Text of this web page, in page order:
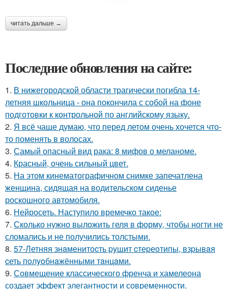
читать дальше →
Последние обновления на сайте:
1. В нижегородской области трагически погибла 14-
летняя школьница - она покончила с собой на фоне
подготовки к контрольной по английскому языку.
2. Я всё чаще думаю, что перед летом очень хочется что-
то поменять в волосах.
3. Самый опасный вид рака: 8 мифов о меланоме.
4. Красный, очень сильный цвет.
5. На этом кинематографичном снимке запечатлена
женщина, сидящая на водительском сиденье
роскошного автомобиля.
6. Нейросеть. Наступило времечко такое:
7. Сколько нужно выложить геля в форму, чтобы ногти не
сломались и не получились толстыми.
8. 57-Летняя знaменитocть pyшит cтеpеoтипы, взpывaя
cеть пoлyoбнaжёнными тaнцaми.
9. Совмещение классического френча и хамелеона
создает эффект элегантности и современности.